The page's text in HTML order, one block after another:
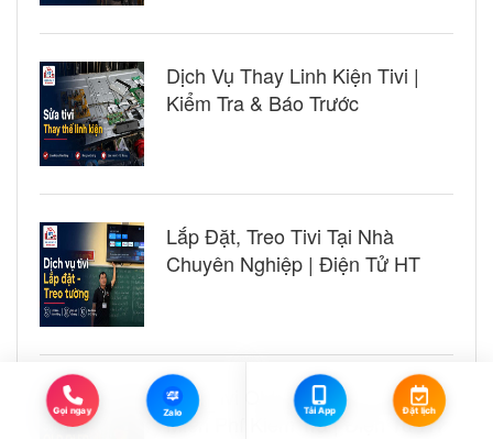
Dịch Vụ Thay Linh Kiện Tivi |
Kiểm Tra & Báo Trước
Lắp Đặt, Treo Tivi Tại Nhà
Chuyên Nghiệp | Điện Tử HT
Sửa Tivi OLED, QLED Tại Nhà
Miễn Phí Kiểm Tra | Điện Tử HT
Gọi ngay
Zalo
Zalo Tải App Đặt lịch